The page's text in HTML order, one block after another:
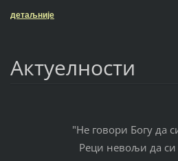
детаљније
Актуелности
"Не говори Богу да
Реци невољи да си